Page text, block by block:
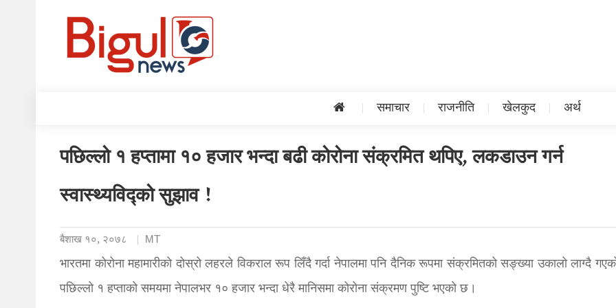
समाचार राजनीति खेलकुद अर्थ
पछिल्लो १ हप्तामा १० हजार भन्दा बढी कोरोना संक्रमित थपिए, लकडाउन गर्न
स्वास्थ्यविद्को सुझाव !
बैशाख १०, २०७८ MT
भारतमा कोरोना महामारीको दोस्रो लहरले विकराल रूप लिँदै गर्दा नेपालमा पनि दैनिक रूपमा संक्रमितको सङ्ख्या उकालो लाग्दै
पछिल्लो १ हप्ताको समयमा नेपालभर १० हजार भन्दा धेरै मानिसमा कोरोना संक्रमण पुष्टि भएको छ।